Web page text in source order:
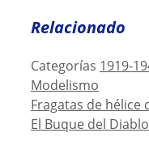
Relacionado
Categorías 1919-
Modelismo
Fragatas de hélice
El Buque del Diablo